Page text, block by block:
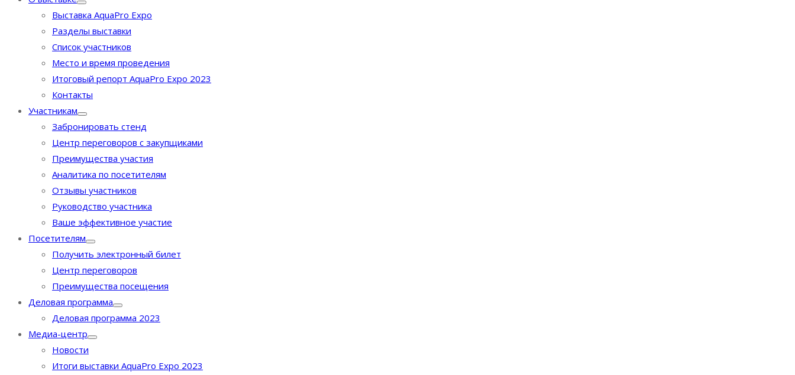
Выставка AquaPro Expo
Разделы выставки
Список участников
Место и время проведения
Итоговый репорт AquaPro Expo 2023
Контакты
Участникам
Забронировать стенд
Центр переговоров с закупщиками
Преимущества участия
Аналитика по посетителям
Отзывы участников
Руководство участника
Ваше эффективное участие
Посетителям
Получить электронный билет
Центр переговоров
Преимущества посещения
Деловая программа
Деловая программа 2023
Медиа-центр
Новости
Итоги выставки AquaPro Expo 2023